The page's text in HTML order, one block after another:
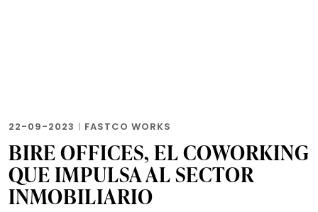
22-09-2023 | FASTCO WORKS
BIRE OFFICES, EL COWORKING
QUE IMPULSA AL SECTOR
INMOBILIARIO